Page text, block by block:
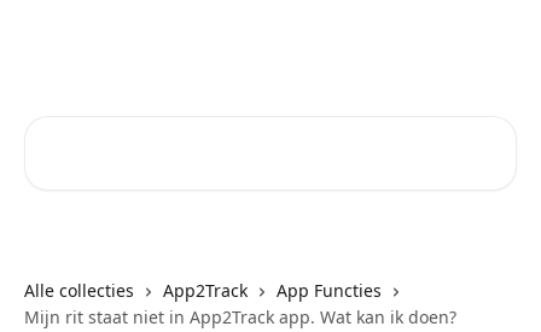
Alle collecties App2Track
App Functies
Mijn rit staat niet in App2Track app. Wat kan ik doen?